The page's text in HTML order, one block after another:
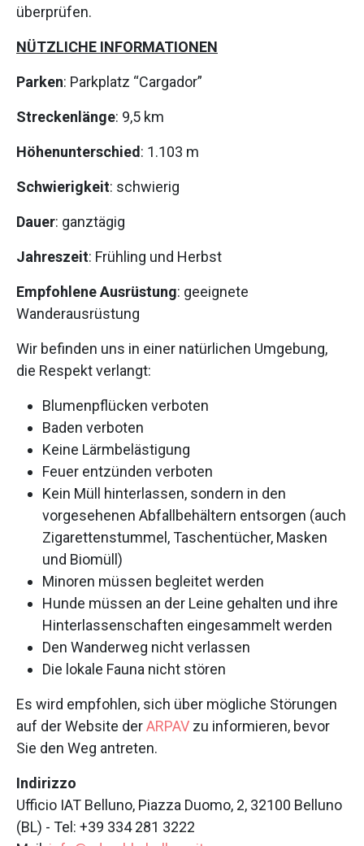
überprüfen.
NÜTZLICHE INFORMATIONEN
Parken: Parkplatz “Cargador”
Streckenlänge: 9,5 km
Höhenunterschied : 1.103 m
Schwierigkeit: schwierig
Dauer: ganztägig
Jahreszeit: Frühling und Herbst
Empfohlene Ausrüstung: geeignete
Wanderausrüstung
Wir befinden uns in einer natürlichen Umgebung,
die Respekt verlangt:
Blumenpflücken verboten
Baden verboten
Keine Lärmbelästigung
Feuer entzünden verboten
Kein Müll hinterlassen, sondern in den
vorgesehenen Abfallbehältern entsorgen (auch
Zigarettenstummel, Taschentücher, Masken
und Biomüll)
Minoren müssen begleitet werden
Hunde müssen an der Leine gehalten und ihre
Hinterlassenschaften eingesammelt werden
Den Wanderweg nicht verlassen
Die lokale Fauna nicht stören
Es wird empfohlen, sich über mögliche Störungen
auf der Website derARPAV zu informieren, bevor
Sie den Weg antreten.
Indirizzo
Ufficio IAT Belluno, Piazza Duomo, 2, 32100 Belluno
(BL) - Tel: +39 334 281 3222